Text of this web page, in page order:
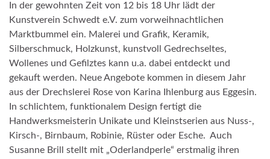
In der gewohnten Zeit von 12 bis 18 Uhr lädt der
Kunstverein Schwedt e.V. zum vorweihnachtlichen
Marktbummel ein. Malerei und Grafik, Keramik,
Silberschmuck, Holzkunst, kunstvoll Gedrechseltes,
Wollenes und Gefilztes kann u.a. dabei entdeckt und
gekauft werden. Neue Angebote kommen in diesem Jahr
aus der Drechslerei Rose von Karina Ihlenburg aus Eggesin.
In schlichtem, funktionalem Design fertigt die
Handwerksmeisterin Unikate und Kleinstserien aus Nuss-,
Kirsch-, Birnbaum, Robinie, Rüster oder Esche. Auch
Susanne Brill stellt mit „Oderlandperle“ erstmalig ihren